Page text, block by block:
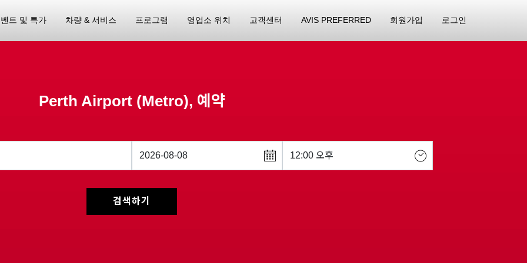
트 및 특가 차량 & 서비스 프로그램 영업소 위치 고객센터 AVIS PREFERRED 회원가입 로그인
Perth Airport (Metro), 예약
검색하기